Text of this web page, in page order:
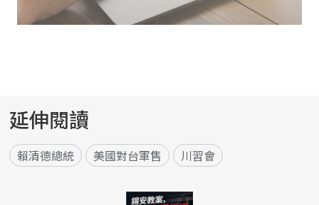
延伸閱讀
賴清德總統 美國對台軍售 川習會